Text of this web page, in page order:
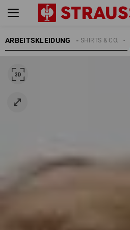
ARBEITSKLEIDUNG SHIRTS & CO.
KINDER